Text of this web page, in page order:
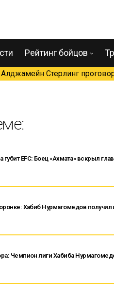
Рейтинг бойцов
Алджамейн Стерлинг
EFC: Боец «Ахмата» вскрыл
Хабиб Нурмагомедов
Чемпион лиги Хабиба